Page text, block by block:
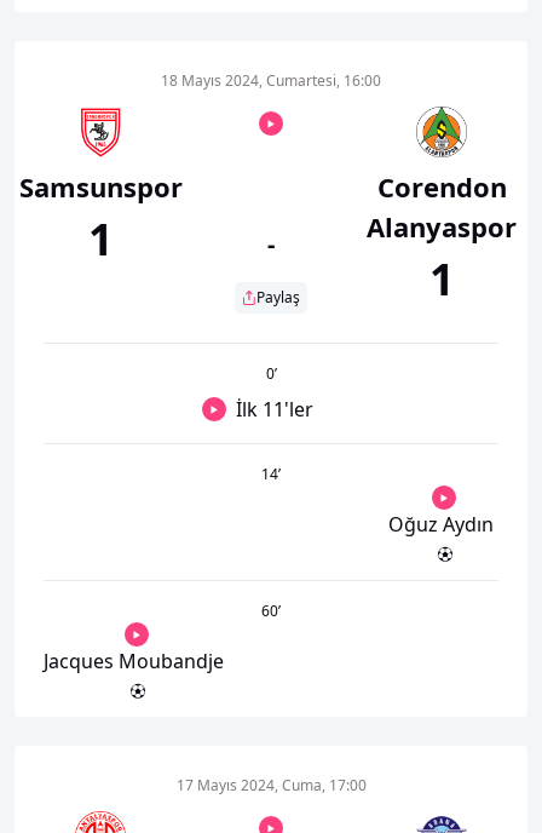
Samsunspor
1
18 Mayıs 2024, Cumartesi, 16:00
-
Paylaş
Corendon
Alanyaspor
1
0’
İlk 11'ler
14’
Oğuz Aydın
60’
Jacques Moubandje
17 Mayıs 2024, Cuma, 17:00